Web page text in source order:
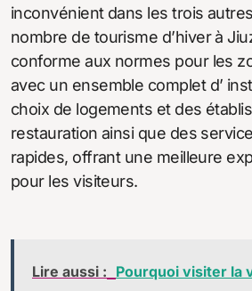
inconvénient dans les trois
nombre de tourisme d’hiver à
conforme aux normes pour les
avec un ensemble complet d’
choix de logements et des
restauration ainsi que des
rapides, offrant une meilleure
pour les visiteurs.
Lire aussi : Pourquoi visiter la